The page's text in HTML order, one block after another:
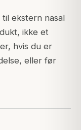
ekstern nasal
ikke et
hvis du er
eller før